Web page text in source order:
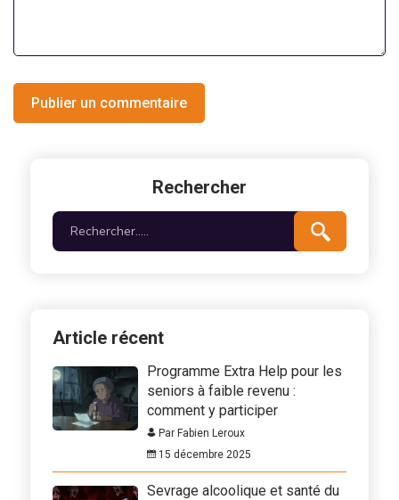
Publier un commentaire
Rechercher
Article récent
Programme Extra Help pour les
seniors à faible revenu :
comment y participer
Par Fabien Leroux
15 décembre 2025
Sevrage alcoolique et santé du